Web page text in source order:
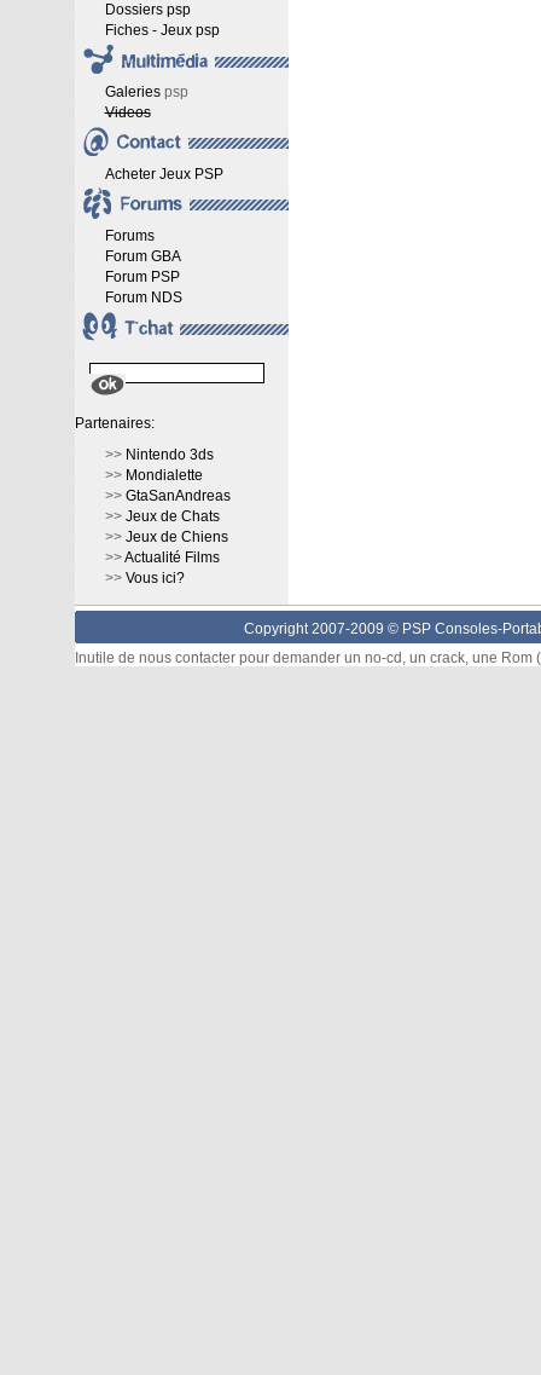
Dossiers psp
Fiches - Jeux psp
Galeriespsp
Videos
Acheter Jeux PSP
Forums
Forum GBA
Forum PSP
Forum NDS
Partenaires:
>> Nintendo 3ds
>> Mondialette
>> GtaSanAndreas
>> Jeux de Chats
>> Jeux de Chiens
>>Actualité Films
>> Vous ici?
Copyright 2007-2009 © PSP Consoles-
Inutile de nous contacter pour demander un no-cd, un crack, une